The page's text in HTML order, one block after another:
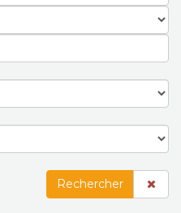
Rechercher